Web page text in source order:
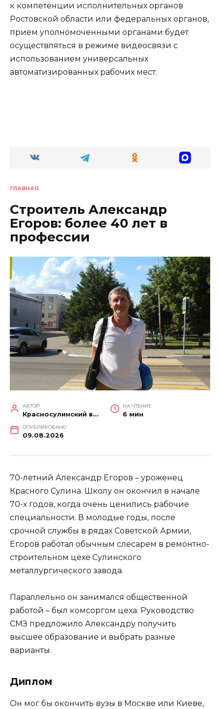
к компетенции исполнительных органов
Ростовской области или федеральных органов,
прием уполномоченными органами будет
осуществляться в режиме видеосвязи с
использованием универсальных
автоматизированных рабочих мест.
ГЛАВНАЯ
Строитель Александр
Егоров: более 40 лет в
профессии
АВТОР
Красносулинский вестник
НА ЧТЕНИЕ
6 мин
ОПУБЛИКОВАНО
09.08.2026
70-летний Александр Егоров – уроженец
Красного Сулина. Школу он окончил в начале
70-х годов, когда очень ценились рабочие
специальности. В молодые годы, после
срочной службы в рядах Советской Армии,
Егоров работал обычным слесарем в ремонтно-
строительном цехе Сулинского
металлургического завода.
Параллельно он занимался общественной
работой – был комсоргом цеха. Руководство
СМЗ предложило Александру получить
высшее образование и выбрать разные
варианты.
Диплом
Он мог бы окончить вузы в Москве или Киеве,